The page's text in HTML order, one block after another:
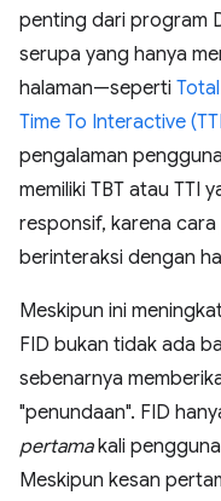
penting dari program
serupa yang hanya
halaman—seperti
Time To Interactive
pengalaman
memiliki TBT atau TTI
responsif, karena
berinteraksi dengan
Meskipun ini
FID bukan tidak ada
sebenarnya
"penundaan". FID
pertamakali
Meskipun kesan